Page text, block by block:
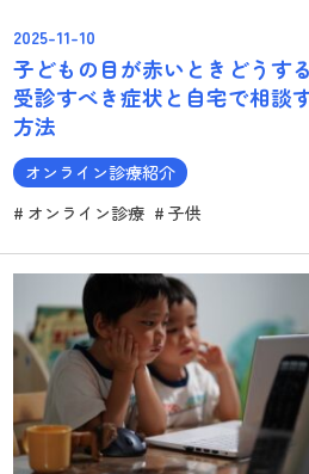
2025-11-10
子どもの目が赤いときどうす
受診すべき症状と自宅で相談
方法
オンライン診療紹介
オンライン診療
子供